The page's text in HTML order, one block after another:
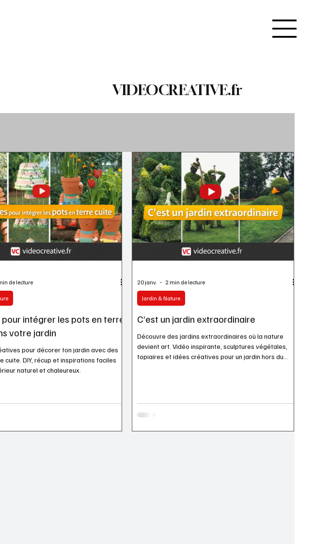
VIDEOCREATIVE.fr
Jardin & Nature Recyclage & Upcycling Santé & Beauté
& Chansons Fêtes & Gourmandises Apprendre & Découvrir
intégrer les pots en terre
votre jardin
pour décorer ton jardin avec des
cuite. DIY, récup et inspirations faciles
naturel et chaleureux.
de lecture
C’est un jardin extraordinaire
Découvre des jardins extraordinaires où la nature
devient art. Vidéo inspirante, sculptures végétales,
topiaires et idées créatives pour un jardin hors du
Jardin & Nature
20 janv. 2 min de lecture